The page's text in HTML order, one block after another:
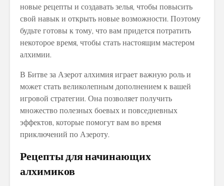
новые рецепты и создавать зелья, чтобы повысить
свой навык и открыть новые возможности. Поэтому
будьте готовы к тому, что вам придется потратить
некоторое время, чтобы стать настоящим мастером
алхимии.
В Битве за Азерот алхимия играет важную роль и
может стать великолепным дополнением к вашей
игровой стратегии. Она позволяет получить
множество полезных боевых и повседневных
эффектов, которые помогут вам во время
приключений по Азероту.
Рецепты для начинающих
алхимиков